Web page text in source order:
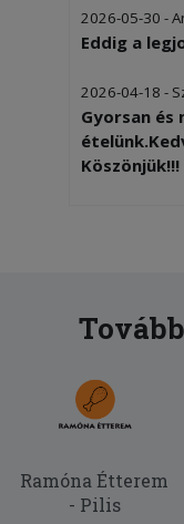
2026-05-30 -
Eddig a
2026-04-18 -
Gyorsan és
Köszönjük!!!
A legjobb
Gyorsan,
csomagolva
2025-06-14 -
Nagyon
Ramóna Étterem
- Pilis